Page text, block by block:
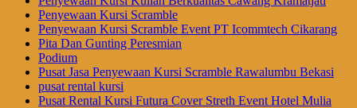
Penyewaan Kursi Scramble
Penyewaan Kursi Scramble Event PT Icommtech Cikarang
Pita Dan Gunting Peresmian
Podium
Pusat Jasa Penyewaan Kursi Scramble Rawalumbu Bekasi
pusat rental kursi
Pusat Rental Kursi Futura Cover Streth Event Hotel Mulia